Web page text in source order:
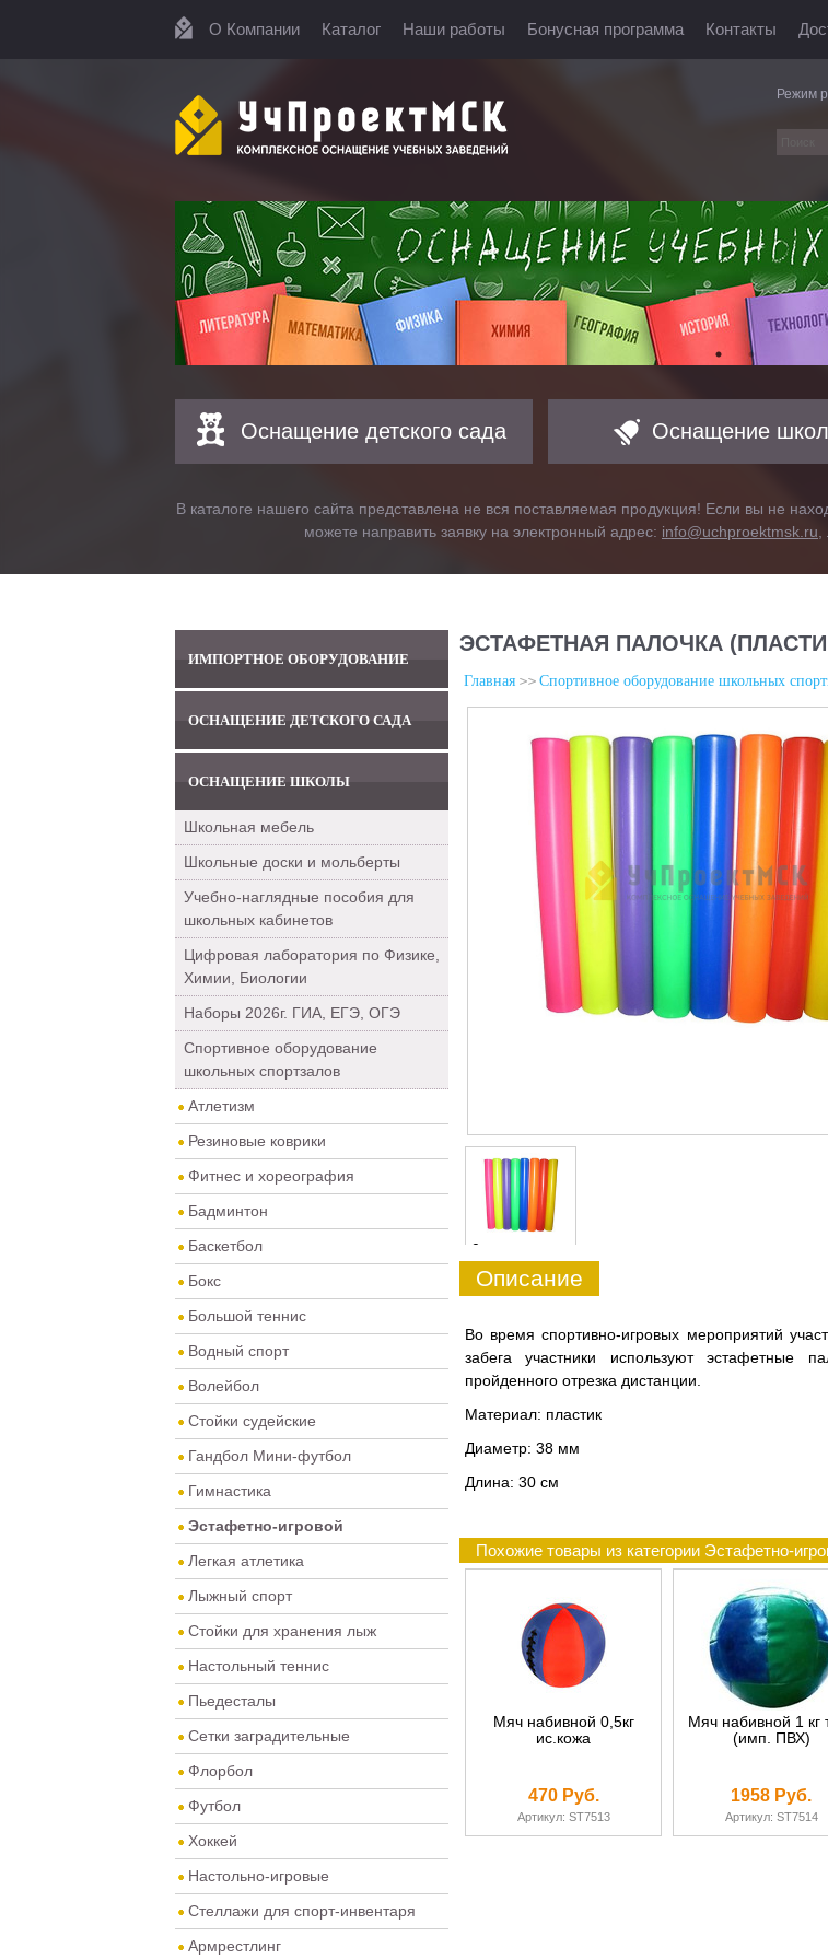
О Компании Каталог Наши работы Бонусная программа Контакты
Режим
Оснащение детского сада Оснащение
В каталоге нашего сайта представлена не вся поставляемая продукция! Если вы не
можете направить заявку на электронный адрес: info@uchproektmsk.ru
ИМПОРТНОЕ ОБОРУДОВАНИЕ
ОСНАЩЕНИЕ ДЕТСКОГО САДА
ОСНАЩЕНИЕ ШКОЛЫ
Школьная мебель
Школьные доски и мольберты
Учебно-наглядные пособия для
школьных кабинетов
Цифровая лаборатория по Физике,
Химии, Биологии
Наборы 2026г. ГИА, ЕГЭ, ОГЭ
Спортивное оборудование
школьных спортзалов
Атлетизм
Резиновые коврики
Фитнес и хореография
Бадминтон
Баскетбол
Бокс
Большой теннис
Водный спорт
Волейбол
Стойки судейские
Гандбол Мини-футбол
Гимнастика
Эстафетно-игровой
Легкая атлетика
Лыжный спорт
Стойки для хранения лыж
Настольный теннис
Пьедесталы
Сетки заградительные
Флорбол
Футбол
Хоккей
Настольно-игровые
Стеллажи для спорт-инвентаря
Армрестлинг
ЭСТАФЕТНАЯ ПАЛОЧКА
Главная Спортивное оборудование школьных
0
Описание
Во время спортивно-игровых мероприятий
забега участники используют эстафетные
пройденного отрезка дистанции.
Материал: пластик
Диаметр: 38 мм
Длина: 30 см
Похожие товары из категории Эстафетно-
Мяч набивной 0,5кг
ис.кожа
470 Руб.
Артикул: ST7513
Мяч набивной 1 кг
(имп. ПВХ)
1958 Руб.
Артикул: ST7514